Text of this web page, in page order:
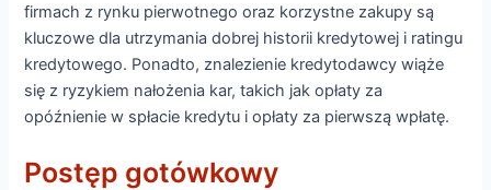
firmach z rynku pierwotnego oraz korzystne zakupy są
kluczowe dla utrzymania dobrej historii kredytowej i ratingu
kredytowego. Ponadto, znalezienie kredytodawcy wiąże
się z ryzykiem nałożenia kar, takich jak opłaty za
opóźnienie w spłacie kredytu i opłaty za pierwszą wpłatę.
Postęp gotówkowy